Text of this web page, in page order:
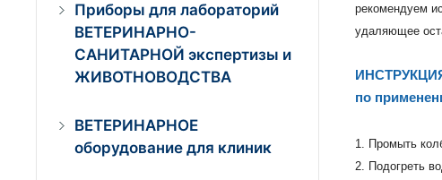
рекомендуем
удаляющее
по
1. Промыть
2. Подогреть
Приборы для лабораторий
ВЕТЕРИНАРНО-
САНИТАРНОЙ экспертизы и
ЖИВОТНОВОДСТВА
ВЕТЕРИНАРНОЕ
оборудование для клиник